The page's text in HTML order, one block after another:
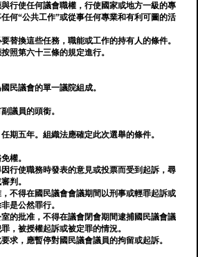
行使任何議會職權，行使國家或地方一級的專
何“公共工作”或從事任何專業和有利可圖的活
替換這些任務，職能或工作的持有人的條件。
照第六十三條的規定進行。
民議會的單一議院組成。
議員的頭銜。
期五年。組織法應確定此次選舉的條件。
權。
行使職務時發表的意見或投票而受到起訴，尋
判。
不得在國民議會會議期間以刑事或輕罪起訴或
是公然罪行。
的批准，不得在議會閉會期間逮捕國民議會議
，被授權起訴或被定罪的情況。
求，應暫停對國民議會議員的拘留或起訴。